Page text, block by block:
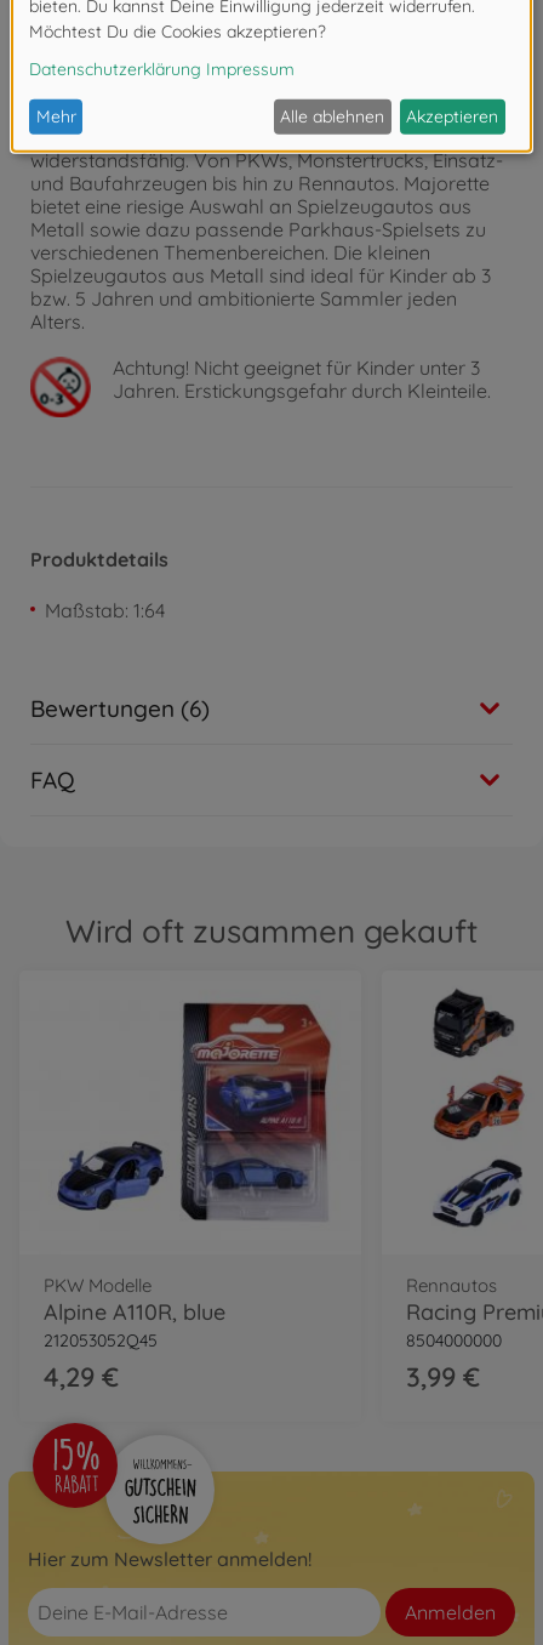
Über Majorette
Die Kultmarke aus Frankreich verzaubert seit 1964
und original lizenzierten Modelle weltweit bekannter
Automarken sind besonders hochwertig und
widerstandsfähig. Von PKWs, Monstertrucks, Einsatz-
und Baufahrzeugen bis hin zu Rennautos. Majorette
bietet eine riesige Auswahl an Spielzeugautos aus
Metall sowie dazu passende Parkhaus-Spielsets zu
verschiedenen Themenbereichen. Die kleinen
Spielzeugautos aus Metall sind ideal für Kinder ab 3
bzw. 5 Jahren und ambitionierte Sammler jeden
Alters.
Achtung! Nicht geeignet für Kinder unter 3
Jahren. Erstickungsgefahr durch Kleinteile.
Produktdetails
Maßstab: 1:64
Bewertungen (6)
FAQ
Wird oft zusammen gekauft
PKW Modelle
Alpine A110R, blue
212053052Q45
4,29 €
Rennautos
8504000000
3,99 €
Hier zum Newsletter anmelden!
Anmelden